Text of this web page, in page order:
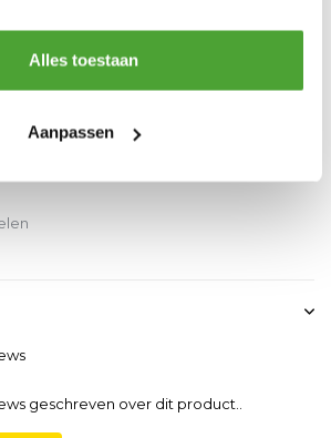
Alles toestaan
Aanpassen
geschreven over dit product..